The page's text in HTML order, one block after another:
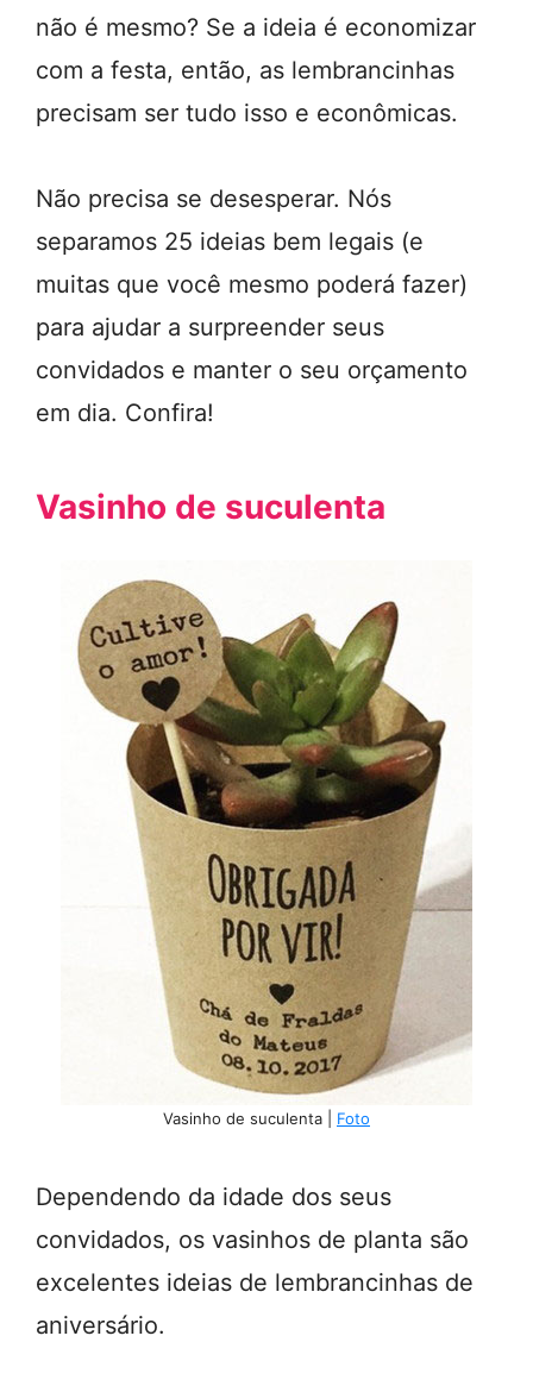
não é mesmo? Se a ideia é economizar
com a festa, então, as lembrancinhas
precisam ser tudo isso e econômicas.
Não precisa se desesperar. Nós
separamos 25 ideias bem legais (e
muitas que você mesmo poderá fazer)
para ajudar a surpreender seus
convidados e manter o seu orçamento
em dia. Confira!
Vasinho de suculenta
Vasinho de suculenta | Foto
Dependendo da idade dos seus
convidados, os vasinhos de planta são
excelentes ideias de lembrancinhas de
aniversário.